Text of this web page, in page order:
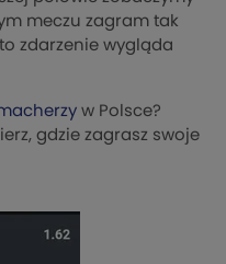
meczu zagram tak
zdarzenie wygląda
w Polsce?
gdzie zagrasz swoje